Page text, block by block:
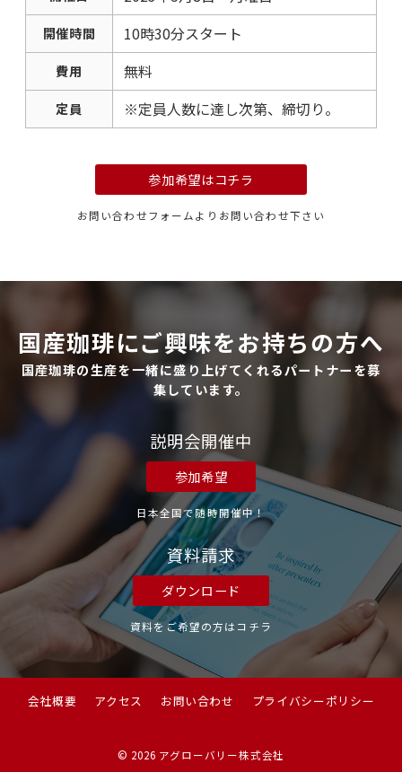
開催時間 10時30分スタート
費用 無料
定員 ※定員人数に達し次第、締切り。
参加希望はコチラ
お問い合わせフォームよりお問い合わせ下さい
国産珈琲にご興味をお持ちの方へ
国産珈琲の生産を一緒に盛り上げてくれるパートナーを募
集しています。
説明会開催中
参加希望
日本全国で随時開催中！
資料請求
ダウンロード
資料をご希望の方はコチラ
会社概要 アクセス お問い合わせ プライバシーポリシー
© 2026 アグローバリー株式会社